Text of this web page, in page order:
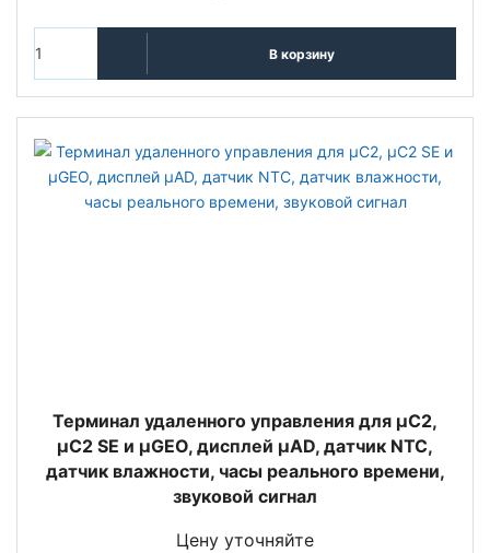
В корзину
Терминал удаленного управления для µC2,
µC2 SE и µGEO, дисплей µAD, датчик NTC,
датчик влажности, часы реального времени,
звуковой сигнал
Цену уточняйте